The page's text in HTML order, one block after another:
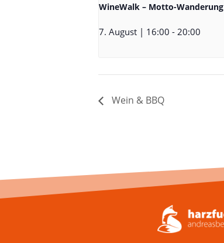
WineWalk – Motto-Wanderung
7. August | 16:00 - 20:00
Wein & BBQ